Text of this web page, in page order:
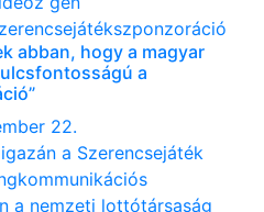
szponzoráció
abban, hogy a magyar
a
22.
a Szerencsejáték
a nemzeti lottótársaság